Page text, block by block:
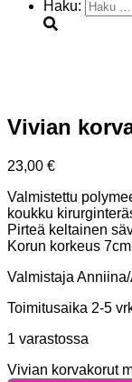
Haku:
Vivian
23,00 €
Valmistettu
koukku
Pirteä keltainen
Korun korkeus 7cm
Valmistaja
Toimitusaika 2-5
1 varastossa
Vivian korvakorut